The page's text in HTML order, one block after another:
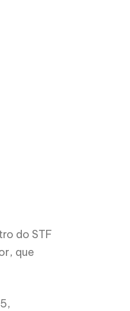
do STF
que